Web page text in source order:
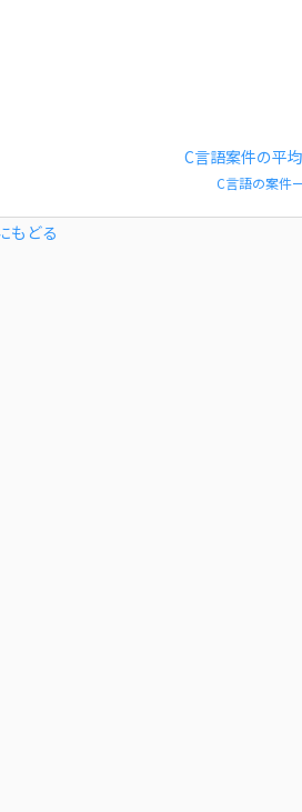
C言語案件の平
C言語の案件
もどる